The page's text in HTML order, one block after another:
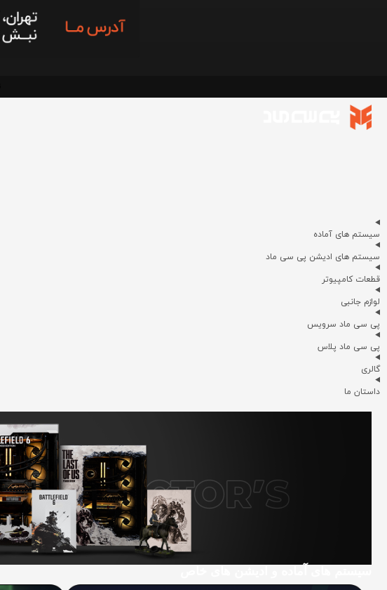
سیستم های آماده
سیستم های ادیشن پی سی ماد
قطعات کامپیوتر
لوازم جانبی
پی سی ماد سرویس
پی سی ماد پلاس
گالری
داستان ما